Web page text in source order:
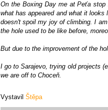
On the Boxing Day me at Peťa
what has appeared and what it
doesn't spoil my joy of climbing. I
the hole used to be like before,
But due to the improvement of the
I go to Sarajevo, trying old projects
we are off to Choceň.
Vystavil Štěpa